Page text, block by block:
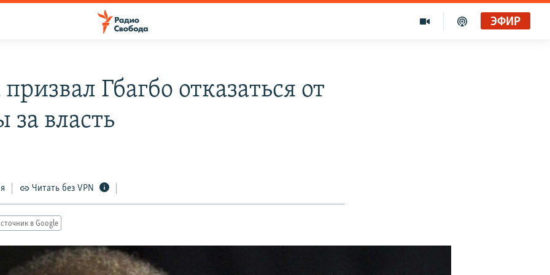
ЭФИР
Гбагбо отказаться от
за власть
Читать без VPN
в Google